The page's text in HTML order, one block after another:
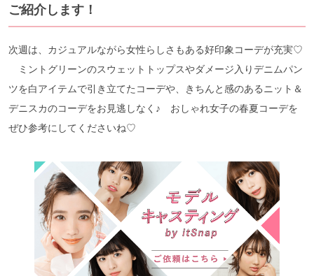
ご紹介します！
次週は、カジュアルながら女性らしさもある好印象コーデが充実♡
ミントグリーンのスウェットトップスやダメージ入りデニムパン
ツを白アイテムで引き立てたコーデや、きちんと感のあるニット＆
デニスカのコーデをお見逃しなく♪ おしゃれ女子の春夏コーデを
ぜひ参考にしてくださいね♡